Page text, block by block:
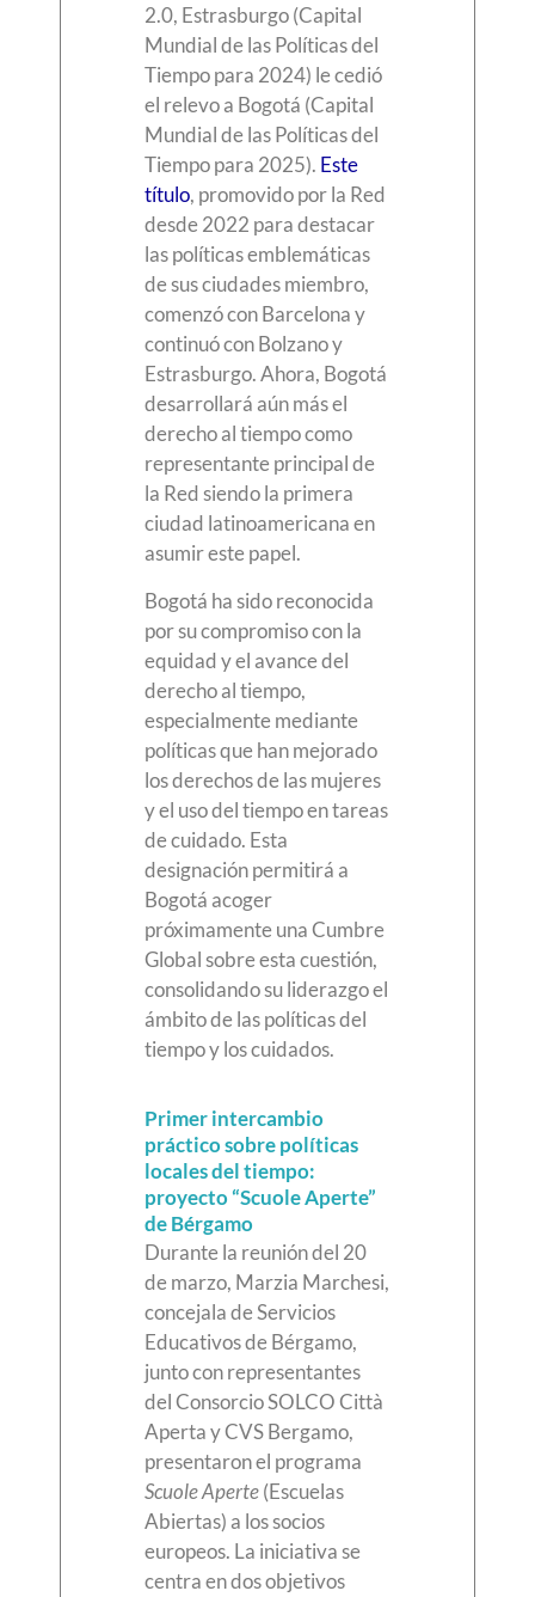
2.0, Estrasburgo (Capital
Mundial de las Políticas del
Tiempo para 2024) le cedió
el relevo a Bogotá (Capital
Mundial de las Políticas del
Tiempo para 2025). Este
título, promovido por la Red
desde 2022 para destacar
las políticas emblemáticas
de sus ciudades miembro,
comenzó con Barcelona y
continuó con Bolzano y
Estrasburgo. Ahora, Bogotá
desarrollará aún más el
derecho al tiempo como
representante principal de
la Red siendo la primera
ciudad latinoamericana en
asumir este papel.
Bogotá ha sido reconocida
por su compromiso con la
equidad y el avance del
derecho al tiempo,
especialmente mediante
políticas que han mejorado
los derechos de las mujeres
y el uso del tiempo en tareas
de cuidado. Esta
designación permitirá a
Bogotá acoger
próximamente una Cumbre
Global sobre esta cuestión,
consolidando su liderazgo el
ámbito de las políticas del
tiempo y los cuidados.
Primer intercambio
práctico sobre políticas
locales del tiempo:
proyecto “Scuole Aperte”
de Bérgamo
Durante la reunión del 20
de marzo, Marzia Marchesi,
concejala de Servicios
Educativos de Bérgamo,
junto con representantes
del Consorcio SOLCO Città
Aperta y CVS Bergamo,
presentaron el programa
Scuole Aperte(Escuelas
Abiertas) a los socios
europeos. La iniciativa se
centra en dos objetivos